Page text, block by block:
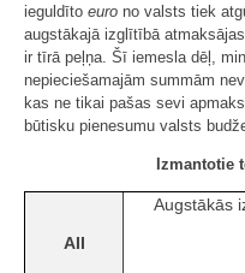
ieguldīto euro no valsts tiek
augstākajā izglītībā
ir tīrā peļņa. Šī iemesla dēļ,
nepieciešamajām summām
kas ne tikai pašas sevi
būtisku pienesumu valsts
Izmantotie
AII
Augstākās